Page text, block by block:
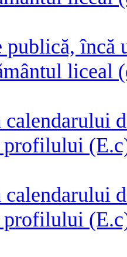
publică, încă
liceal